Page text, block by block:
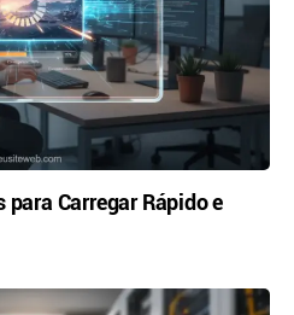
Carregar Rápido e